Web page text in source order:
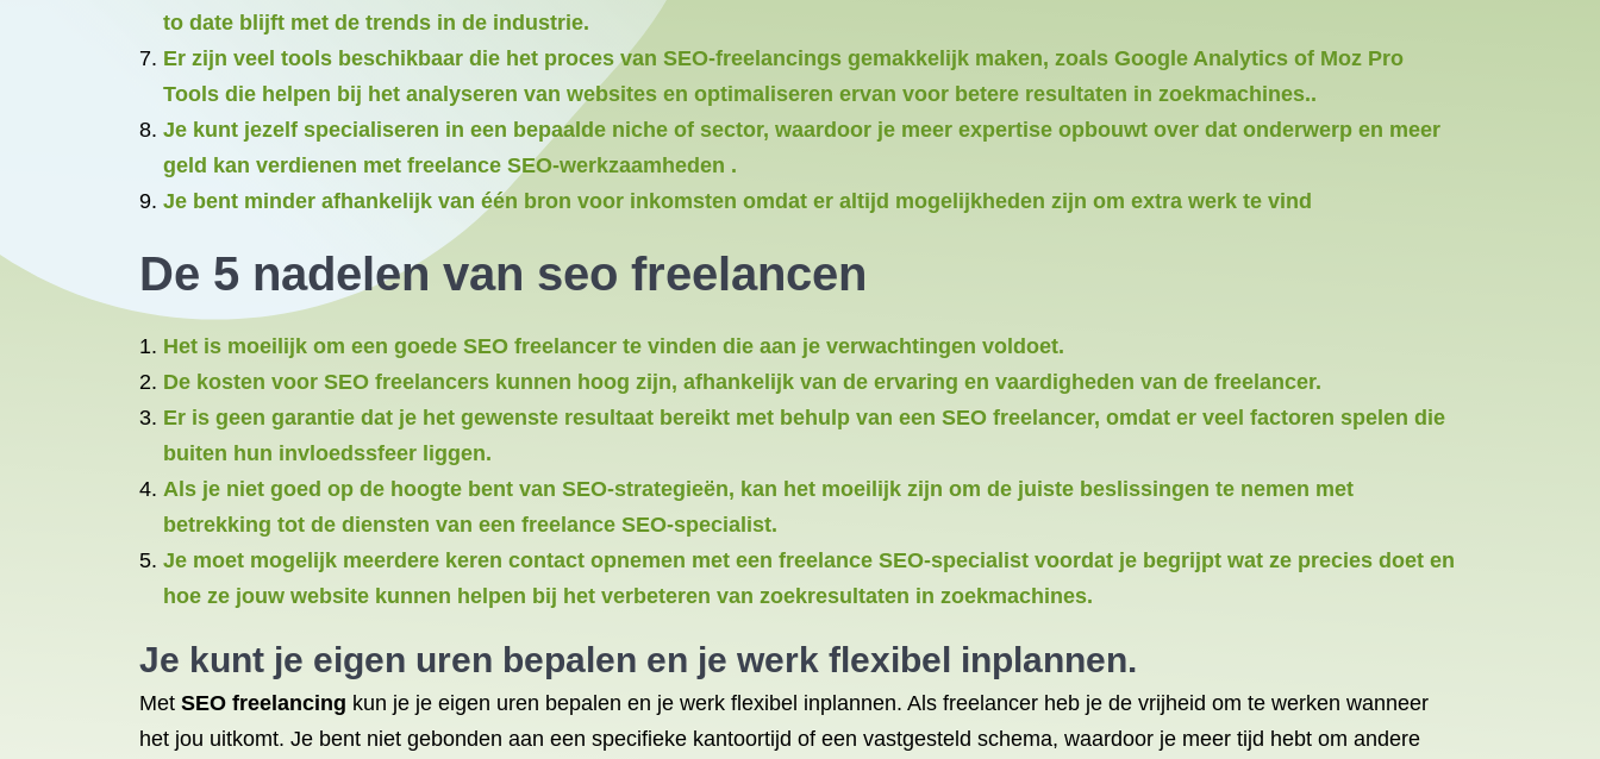
to date blijft met de trends in de industrie.
Er zijn veel tools beschikbaar die het proces van SEO-freelancings gemakkelijk maken, zoals Google Analytics of Moz Pro
Tools die helpen bij het analyseren van websites en optimaliseren ervan voor betere resultaten in zoekmachines..
Je kunt jezelf specialiseren in een bepaalde niche of sector, waardoor je meer expertise opbouwt over dat onderwerp en meer
geld kan verdienen met freelance SEO-werkzaamheden .
Je bent minder afhankelijk van één bron voor inkomsten omdat er altijd mogelijkheden zijn om extra werk te vind
De 5 nadelen van seo freelancen
Het is moeilijk om een goede SEO freelancer te vinden die aan je verwachtingen voldoet.
De kosten voor SEO freelancers kunnen hoog zijn, afhankelijk van de ervaring en vaardigheden van de freelancer.
Er is geen garantie dat je het gewenste resultaat bereikt met behulp van een SEO freelancer, omdat er veel factoren spelen die
buiten hun invloedssfeer liggen.
Als je niet goed op de hoogte bent van SEO-strategieën, kan het moeilijk zijn om de juiste beslissingen te nemen met
betrekking tot de diensten van een freelance SEO-specialist.
Je moet mogelijk meerdere keren contact opnemen met een freelance SEO-specialist voordat je begrijpt wat ze precies doet en
hoe ze jouw website kunnen helpen bij het verbeteren van zoekresultaten in zoekmachines.
Je kunt je eigen uren bepalen en je werk flexibel inplannen.
Met SEO freelancing kun je je eigen uren bepalen en je werk flexibel inplannen. Als freelancer heb je de vrijheid om te werken wanneer
het jou uitkomt. Je bent niet gebonden aan een specifieke kantoortijd of een vastgesteld schema, waardoor je meer tijd hebt om andere